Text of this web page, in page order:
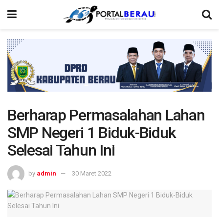
Berharap Permasalahan Lahan
SMP Negeri 1 Biduk-Biduk
Selesai Tahun Ini
by admin 30 Maret 2022